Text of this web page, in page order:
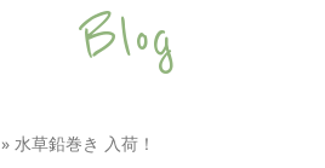
Blog
»水草鉛巻き 入荷！